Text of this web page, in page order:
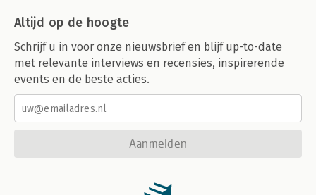
Altijd op de hoogte
Schrijf u in voor onze nieuwsbrief en blijf up-to-date
met relevante interviews en recensies, inspirerende
events en de beste acties.
Aanmelden